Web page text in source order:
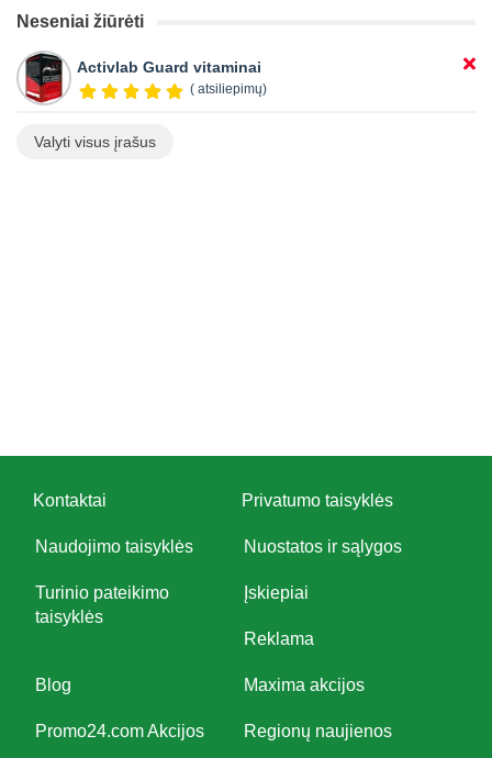
Neseniai žiūrėti
Activlab Guard vitaminai
( atsiliepimų)
Valyti visus įrašus
Kontaktai Privatumo taisyklės
Naudojimo taisyklės Nuostatos ir sąlygos
Turinio pateikimo
taisyklės
Įskiepiai
Reklama
Blog Maxima akcijos
Promo24.com Akcijos Regionų naujienos